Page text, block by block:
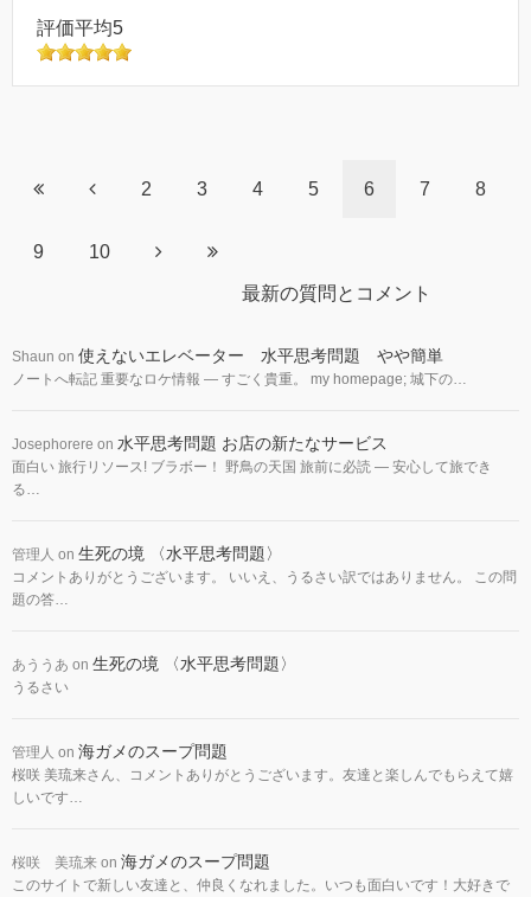
評価平均5
2 3 4 5 6 7 8
9 10
最新の質問とコメント
Shaun on 使えないエレベーター 水平思考問題 やや簡単
ノートへ転記 重要なロケ情報 — すごく貴重。 my homepage; 城下の…
Josephorere on 水平思考問題 お店の新たなサービス
面白い 旅行リソース! ブラボー！ 野鳥の天国 旅前に必読 — 安心して旅でき
る…
管理人 on 生死の境 〈水平思考問題〉
コメントありがとうございます。 いいえ、うるさい訳ではありません。 この問
題の答…
あううあ on 生死の境 〈水平思考問題〉
うるさい
管理人 on 海ガメのスープ問題
桜咲 美琉来さん、コメントありがとうございます。友達と楽しんでもらえて嬉
しいです…
桜咲 美琉来 on 海ガメのスープ問題
このサイトで新しい友達と、仲良くなれました。いつも面白いです！大好きで